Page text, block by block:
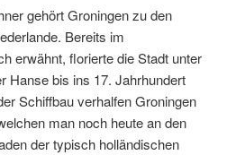
gehört Groningen zu den
Bereits im
erwähnt, florierte die Stadt unter
Hanse bis ins 17. Jahrhundert
Schiffbau verhalfen Groningen
man noch heute an den
der typisch holländischen